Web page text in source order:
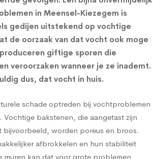
in Meensel-Kiezegem is
gedijen uitstekend op vochtige
de oorzaak van dat vocht ook moge
giftige sporen die
veroorzaken wanneer je ze inademt.
dus, dat vocht in huis.
schade optreden bij vochtproblemen
Vochtige bakstenen, die aangetast zijn
worden poreus en broos.
afbrokkelen en hun stabiliteit
muren kan dat voor grote problemen